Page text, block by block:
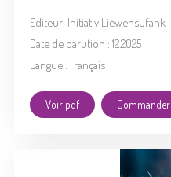
Editeur: Initiativ Liewensufank
Date de parution : 12.2025
Langue : Français
Voir pdf Commander